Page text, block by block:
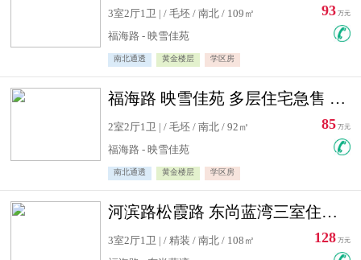
3室2厅1卫 | / 毛坯 / 南北 / 109㎡
福海路 - 映雪佳苑
南北通透 黄金楼层 学区房
93 万元
福海路 映雪佳苑 多层住宅急售 可公积金贷款
2室2厅1卫 | / 毛坯 / 南北 / 92㎡
福海路 - 映雪佳苑
南北通透 黄金楼层 学区房
85 万元
河滨路松霞路 东尚蓝湾三室住宅急售
3室2厅1卫 | / 精装 / 南北 / 108㎡
128 万元